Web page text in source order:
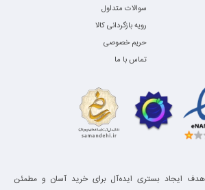
سوالات متداول
رویه بازگردانی کالا
حریم خصوصی
تماس با ما
از سال 1400 با هدف ایجاد بستری ایده‌آل برای خرید آسان و مطمئن